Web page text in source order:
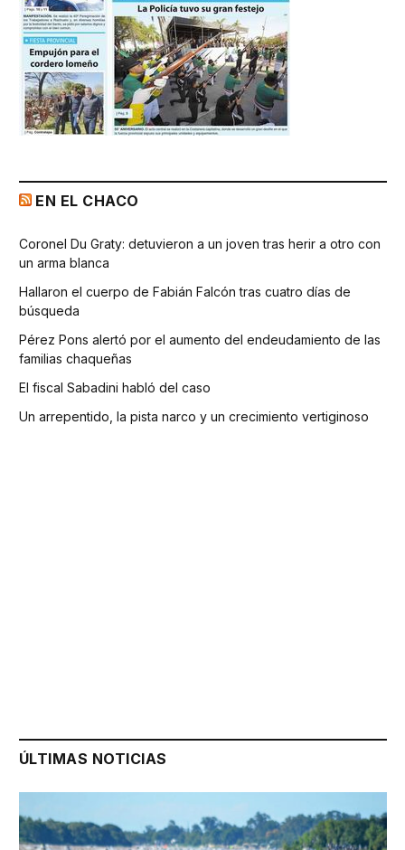
EN EL CHACO
Coronel Du Graty: detuvieron a un joven tras herir a otro con
un arma blanca
Hallaron el cuerpo de Fabián Falcón tras cuatro días de
búsqueda
Pérez Pons alertó por el aumento del endeudamiento de las
familias chaqueñas
El fiscal Sabadini habló del caso
Un arrepentido, la pista narco y un crecimiento vertiginoso
ÚLTIMAS NOTICIAS